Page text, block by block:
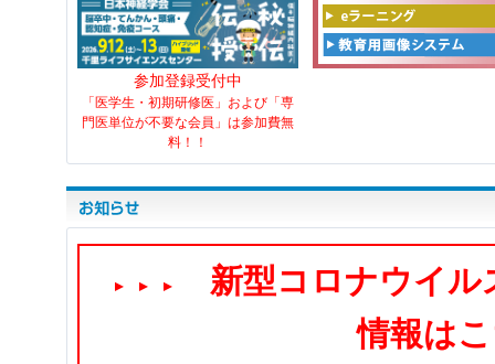
参加登録受付中
「医学生・初期研修医」および「専
門医単位が不要な会員」は参加費無
料！！
▲ ▲ ▲
新型コロナウイル
情報は